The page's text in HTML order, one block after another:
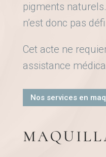
pigments
n’est donc pas
Cet acte ne
assistance
Nos services en